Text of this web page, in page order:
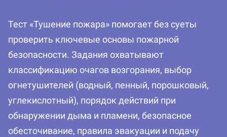
Тест «Тушение пожара» помогает без суеты
проверить ключевые основы пожарной
безопасности. Задания охватывают
классификацию очагов возгорания, выбор
огнетушителей (водный, пенный, порошковый,
углекислотный), порядок действий при
обнаружении дыма и пламени, безопасное
обесточивание, правила эвакуации и подачу